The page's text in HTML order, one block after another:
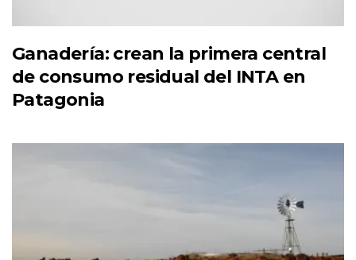
Ganadería: crean la primera central
de consumo residual del INTA en
Patagonia